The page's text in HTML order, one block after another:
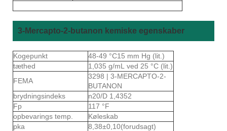
3-Mercapto-2-butanon kemiske egenskaber
Kogepunkt
48-49 °C15 mm Hg (lit.)
tæthed
1,035 g/mL ved 25 °C (lit.)
FEMA
3298 | 3-MERCAPTO-2-
BUTANON
brydningsindeks
n20/D 1,4352
Fp
117 °F
opbevarings temp.
Køleskab
pka
8,38±0,10(forudsagt)